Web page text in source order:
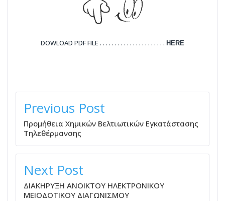
DOWLOAD PDF FILE . . . . . . . . . . . . . . . . . . . . . . HERE
ΠΛΟΉΓΗΣΗ
ΆΡΘΡΩΝ
Previous Post
Προμήθεια Χημικών Βελτιωτικών Εγκατάστασης
Τηλεθέρμανσης
Next Post
ΔΙΑΚΗΡΥΞΗ ΑΝΟΙΚΤΟΥ ΗΛΕΚΤΡΟΝΙΚΟΥ
ΜΕΙΟΔΟΤΙΚΟΥ ΔΙΑΓΩΝΙΣΜΟΥ